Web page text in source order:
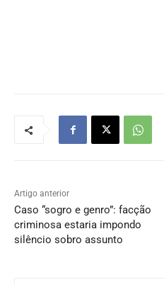
Artigo anterior
Caso “sogro e genro”: facção
criminosa estaria impondo
silêncio sobro assunto